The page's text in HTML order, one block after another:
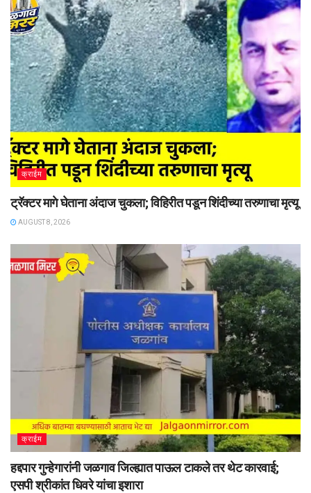
क्राईम
ट्रॅक्टर मागे घेताना अंदाज चुकला; विहिरीत पडून शिंदीच्या तरुणाचा मृत्यू
AUGUST 8, 2026
क्राईम
हद्दपार गुन्हेगारांनी जळगाव जिल्ह्यात पाऊल टाकले तर थेट कारवाई;
एसपी श्रीकांत धिवरे यांचा इशारा